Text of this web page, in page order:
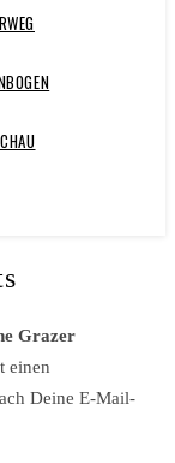
Grazer
einen
Deine E-Mail-